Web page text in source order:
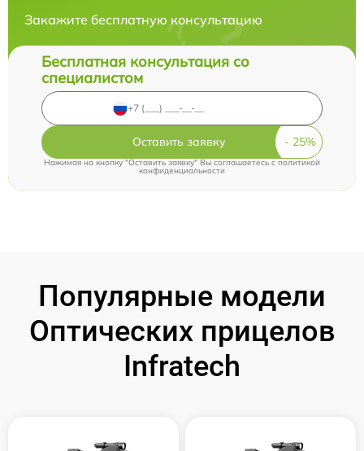
Закажите бесплатную консультацию
Бесплатная консультация со
специалистом
Оставить заявку
Нажимая на кнопку "Оставить заявку" Вы соглашаетесь cполитикой
конфиденциальности
Популярные модели
Оптических прицелов
Infratech